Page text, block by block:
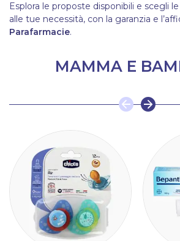
Esplora le proposte disponibili e scegli
alle tue necessità, con la garanzia e
Parafarmacie.
MAMMA E